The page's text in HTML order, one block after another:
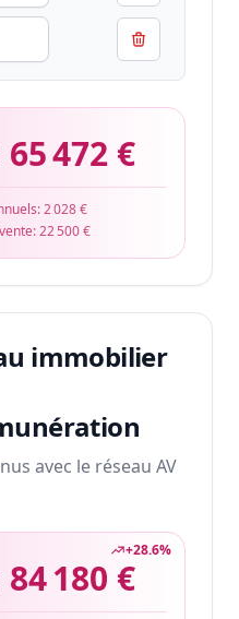
65 472 €
2 028 €
22 500 €
immobilier
avec le réseau AV
+28.6%
84 180 €